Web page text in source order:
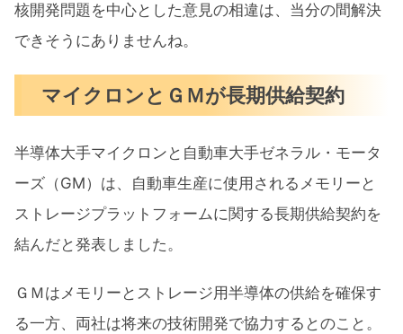
核開発問題を中心とした意見の相違は、当分の間解決
できそうにありませんね。
マイクロンとＧＭが長期供給契約
半導体大手マイクロンと自動車大手ゼネラル・モータ
ーズ（GM）は、自動車生産に​使用されるメモリーと
ストレージプラットフ‌ォームに関する長期供給契約を
結んだと発表しました。
ＧＭはメモリーとストレージ用半導体の供給を確保す
る一方、両社は将来​の技術開発で協力するとのこと。